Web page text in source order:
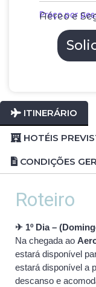
Preço por
Aéreo e
ITINERÁRIO
HOTÉIS
CONDIÇÕES
Roteiro
✈ 1º Dia –
Na chegada ao
estará disponível
estará disponível a
descanso e